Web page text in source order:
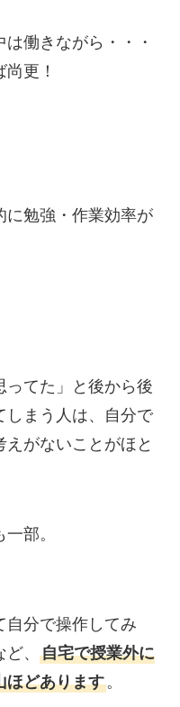
働きながら・・・
更！
に勉強・作業効率が
ってた」と後から後
しまう人は、自分で
がないことがほと
部。
自分で操作してみ
ど、自宅で授業外に
ほどあります。